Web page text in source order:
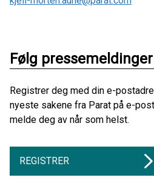
Følg
Registrer deg med din e-
nyeste sakene fra Parat på e-
melde deg av når som helst.
REGISTRER